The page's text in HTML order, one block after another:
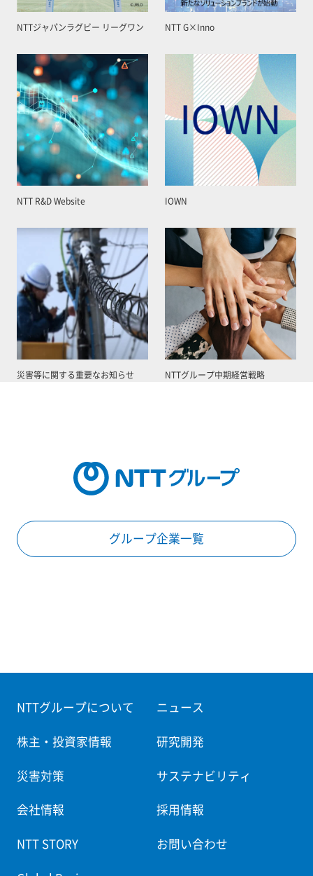
NTTジャパンラグビー リーグワン NTT G×Inno
NTT R&D Website IOWN
災害等に関する重要なお知らせ NTTグループ中期経営戦略
グループ企業一覧
NTTグループについて ニュース
株主・投資家情報 研究開発
災害対策 サステナビリティ
会社情報 採用情報
NTT STORY お問い合わせ